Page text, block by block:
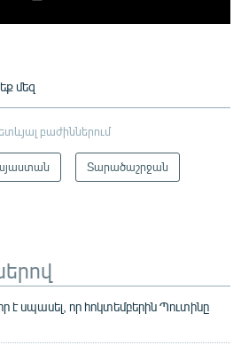
մեզ
բաժիններում
Տարածաշրջան
սպասել, որ հոկտեմբերին Պուտինը